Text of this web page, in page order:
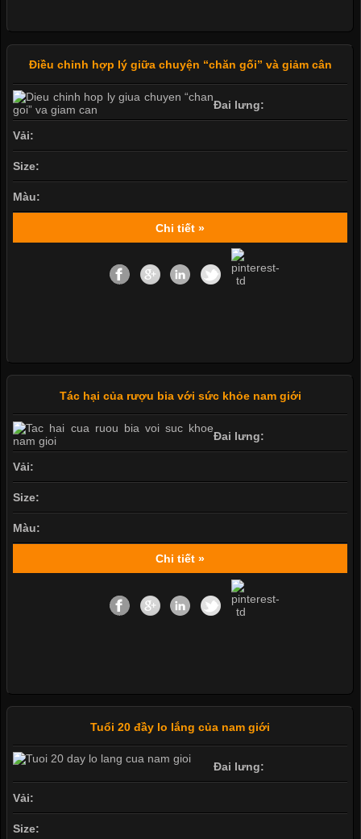
Điều chỉnh hợp lý giữa chuyện “chăn gối” và giảm cân
Đai lưng:
Vải:
Size:
Màu:
Chi tiết »
Tác hại của rượu bia với sức khỏe nam giới
Đai lưng:
Vải:
Size:
Màu:
Chi tiết »
Tuổi 20 đầy lo lắng của nam giới
Đai lưng:
Vải:
Size: